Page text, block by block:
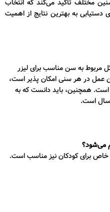
مختلف تأکید می‌کند که انتخاب
به بهترین نتایج از اهمیت
مربوط به سن مناسب برای لیزر
عمل در هر سنی امکان پذیر است،
مواقع حداقل سن 18 سال است. همچنین، باید دانست که به
می‌شود؟
برای کودکان نیز مناسب است.